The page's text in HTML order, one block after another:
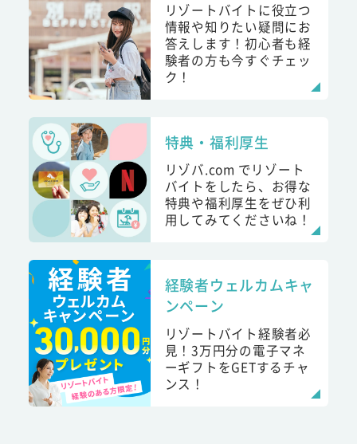
リゾートバイトに役立つ
情報や知りたい疑問にお
答えします！初心者も経
験者の方も今すぐチェッ
ク！
特典・福利厚生
リゾバ.com でリゾート
バイトをしたら、お得な
特典や福利厚生をぜひ利
用してみてくださいね！
経験者ウェルカムキャ
ンペーン
リゾートバイト経験者必
見！3万円分の電子マネ
ーギフトをGETするチャ
ンス！